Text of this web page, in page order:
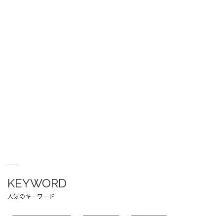
KEYWORD
人気のキーワード